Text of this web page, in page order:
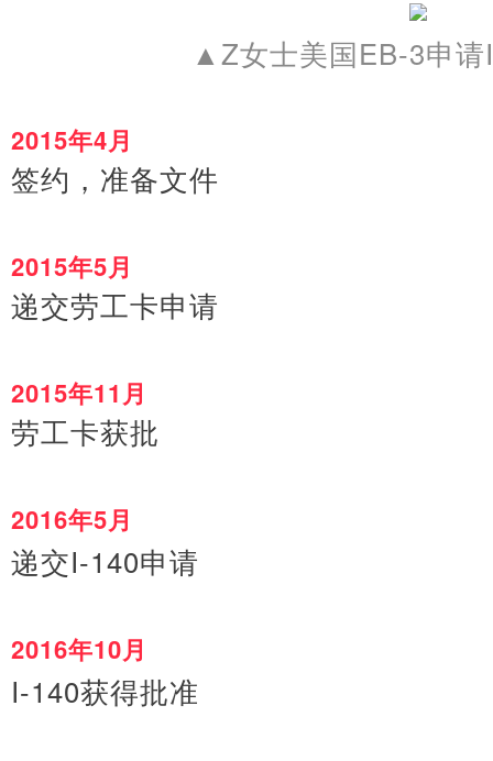
▲ Z女士美国 EB-3申请
2015年4月
签约，准备文件
2015年5月
递交劳工卡申请
2015年11 月
劳工卡获批
2016年5月
递交I-140申请
2016年10月
I-140获得批准